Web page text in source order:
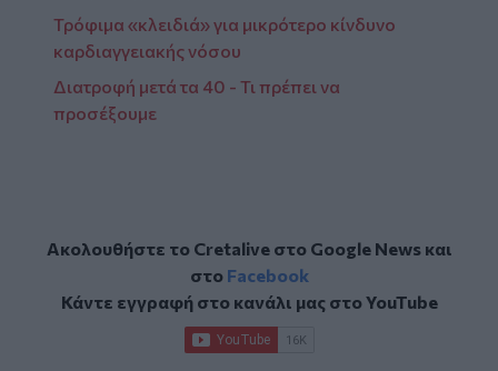
Τρόφιμα «κλειδιά» για μικρότερο κίνδυνο
καρδιαγγειακής νόσου
Διατροφή μετά τα 40 - Τι πρέπει να
προσέξουμε
Ακολουθήστε το Cretalive στο Google Newsκαι
στο Facebook
Κάντε εγγραφή στο κανάλι μας στοYouTube